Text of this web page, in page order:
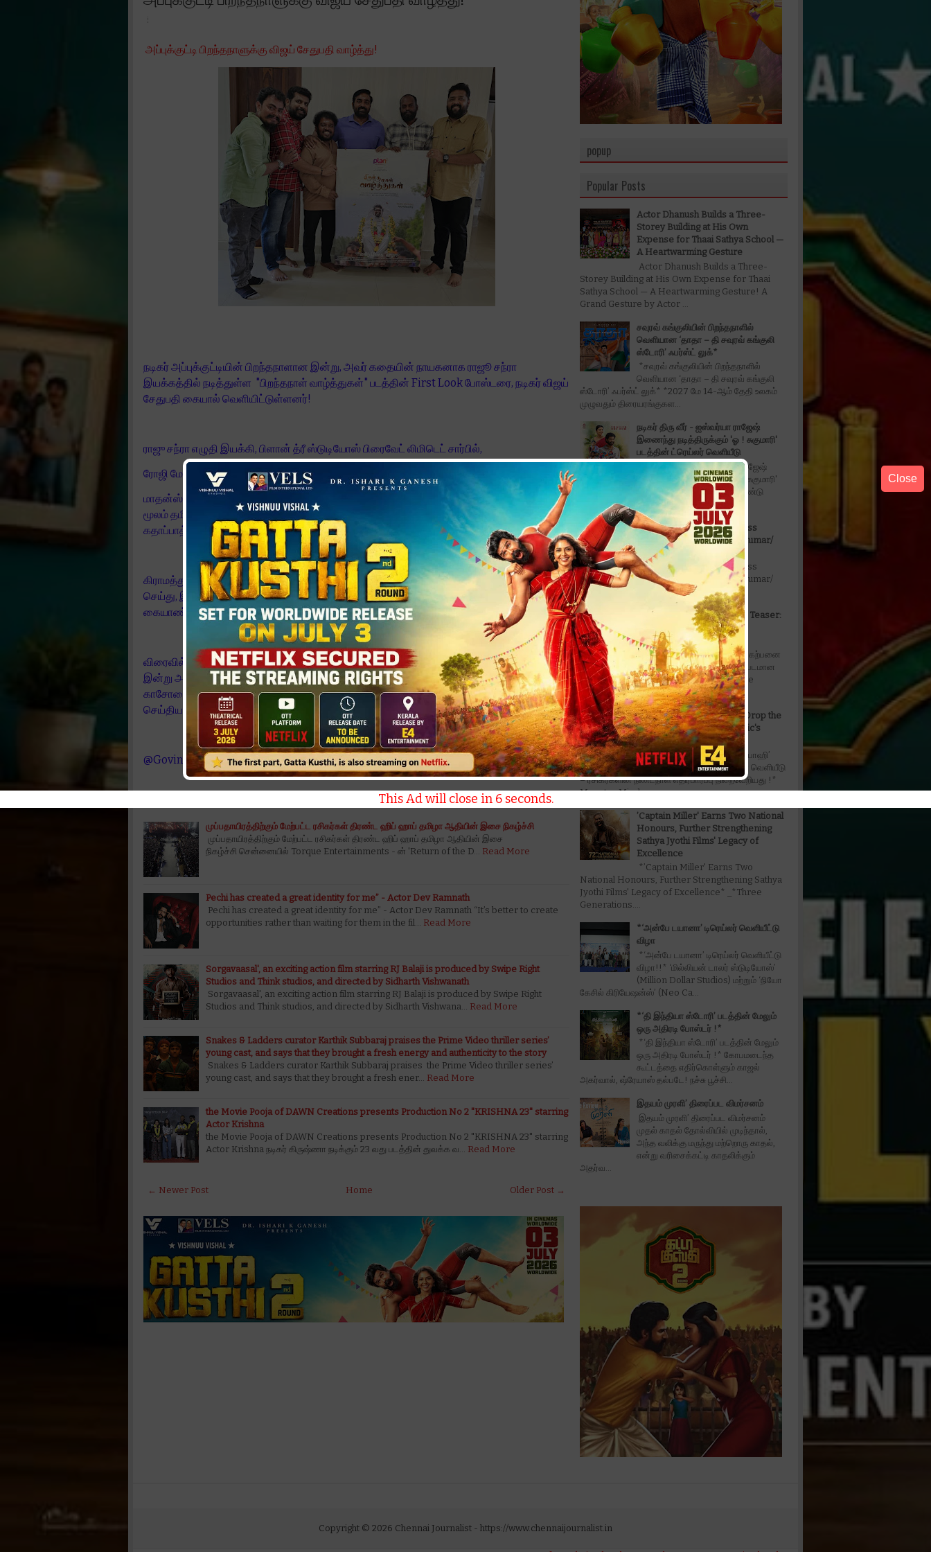
அப்புக்குட்டி பிறந்தநாளுக்கு விஜய் சேதுபதி வாழ்த்து!
நடிகர் அப்புக்குட்டியின் பிறந்தநாளான இன்று, அவர் கதையின் நாயகனாக ராஜூ சந்ரா
இயக்கத்தில் நடித்துள்ள "பிறந்தநாள் வாழ்த்துகள்" படத்தின் First Look போஸ்டரை, நடிகர் விஜய்
சேதுபதி கையால் வெளியிட்டுள்ளனர்!
ராஜு சந்ரா எழுதி இயக்கி, பிளான் த்ரீ ஸ்டுடியோஸ் பிரைவேட் லிமிடெட் சார்பில்,
ரோஜி மேத்யூ, ராஜு சந்ரா இருவரும் தயாரித்துள்ளனர்.
மாதன்ஸ் குழுமம் இணைந்து தயாரித்துள்ளது. மலையாள நடிகை ஐஸ்வர்யா அனில், இப்படத்தின்
மூலம் தமிழில் கதையின் நாயகியாக அறிமுகம் ஆகிறார். ஸ்ரீஜா ரவி மற்றும் ரோஜி மேத்யூ முக்கிய
கதாப்பாத்திரத்தில் நடித்துள்ளனர்.
கிராமத்து எதார்த்தத்தை, காதலுடன் காமெடி கலந்து, ஜனரஞ்சகமாக கதை எழுதி, ஒளிப்பதிவு
செய்து, இயக்கியுள்ளார் ராஜூ சந்ரா. இசையை நவநீத் அமைக்க, கலையை வினோத் குமார்
கையாண்டுள்ளார்.
விரைவில் திரைக்கு வருகிறது "பிறந்தநாள் வாழ்த்துகள்"!அப்புக்குட்டி தனது பிறந்த நாளான
இன்று அன்னை உள்ளம் ஆதரவற்ற முதியவர்கள், பெண்களுக்கும் மருத்துவம், உணவுக்காகவும்
காசோலையும் உணவும் அளித்துள்ளார் அவர்களுடன் கேக் வெட்டி கொண்டாடிய நடிகர் அப்புக்குட்டி
செய்தியாளர்களுக்கு பேட்டியளித்தார்
@GovindarajPro
முப்பதாயிரத்திற்கும் மேற்பட்ட ரசிகர்கள் திரண்ட ஹிப் ஹாப் தமிழா ஆதியின் இசை நிகழ்ச்சி
முப்பதாயிரத்திற்கும் மேற்பட்ட ரசிகர்கள் திரண்ட ஹிப் ஹாப் தமிழா ஆதியின் இசை
நிகழ்ச்சி சென்னையில் Torque Entertainments - ன் 'Return of the D… Read More
Pechi has created a great identity for me” - Actor Dev Ramnath
Pechi has created a great identity for me” - Actor Dev Ramnath “It’s better to create
opportunities rather than waiting for them in the fil… Read More
Sorgavaasal', an exciting action film starring RJ Balaji is produced by Swipe Right
Studios and Think studios, and directed by Sidharth Vishwanath
Sorgavaasal', an exciting action film starring RJ Balaji is produced by Swipe Right
Studios and Think studios, and directed by Sidharth Vishwana… Read More
Snakes & Ladders curator Karthik Subbaraj praises the Prime Video thriller series’
young cast, and says that they brought a fresh energy and authenticity to the story
Snakes & Ladders curator Karthik Subbaraj praises the Prime Video thriller series’
young cast, and says that they brought a fresh ener… Read More
the Movie Pooja of DAWN Creations presents Production No 2 "KRISHNA 23" starring
Actor Krishna
the Movie Pooja of DAWN Creations presents Production No 2 "KRISHNA 23" starring
Actor Krishna நடிகர் கிருஷ்ணா நடிக்கும் 23 வது படத்தின் துவக்க வ… Read More
← Newer Post Older Post →
Home
popup
Close
This Ad will close in 5seconds.
Popular Posts
Actor Dhanush Builds a Three-
Storey Building at His Own
Expense for Thaai Sathya School —
A Heartwarming Gesture
Actor Dhanush Builds a Three-
Storey Building at His Own Expense for Thaai
Sathya School — A Heartwarming Gesture! A
Grand Gesture by Actor ...
சவுரவ் கங்குலியின் பிறந்தநாளில்
வெளியான ‘தாதா – தி சவுரவ் கங்குலி
ஸ்டோரி’ ஃபர்ஸ்ட் லுக்*
*சவுரவ் கங்குலியின் பிறந்தநாளில்
வெளியான ‘தாதா – தி சவுரவ் கங்குலி
ஸ்டோரி’ ஃபர்ஸ்ட் லுக்* *2027 மே 14-ஆம் தேதி உலகம்
முழுவதும் திரையரங்குகள...
நடிகர் திரு வீர் - ஐஸ்வர்யா ராஜேஷ்
இணைந்து நடித்திருக்கும் 'ஓ ! சுகுமாரி'
படத்தின் ட்ரெய்லர் வெளியீடு
*நடிகர் திரு வீர் - ஐஸ்வர்யா ராஜேஷ்
இணைந்து நடித்திருக்கும் 'ஓ ! சுகுமாரி'
படத்தின் ட்ரெய்லர் வெளியீடு* டீசர் மற்றும் இரண்டு
பாடல்க...
தில்லு இருந்தா போராடு Actress
Anukrishna /Vanithavijayakumar/
Karthikdoss/
தில்லு இருந்தா போராடு Actress
Anukrishna /Vanithavijayakumar/
Karthikdoss/
Don't Trouble The Trouble Teaser:
Fahadh Faasil in fantasy
entertainer*
*நடிகர் ஃபஹத் பாசில் நடிப்பில் கற்பனை
கலந்த பொழுதுபோக்கு திரைப்படமான
'டோன்ட் ட்ரபிள் தி ட்ரபிள் - Don't Trouble The
Trouble' பட...
The Wait is Over: Makers Drop the
Official Music Video of Toxic's
'Tabaahi
*‘டாக்ஸிக்‘ திரைப்படத்தின் ‘தபாஹி’
அதிகாரப்பூர்வ மியூசிக் வீடியோ வெளியீடு
– ரசிகர்களின் நீண்டநாள் எதிர்பார்ப்பு நிறைவேறியது !*
Monster Mind...
’Captain Miller' Earns Two National
Honours, Further Strengthening
Sathya Jyothi Films' Legacy of
Excellence
*’Captain Miller' Earns Two
National Honours, Further Strengthening Sathya
Jyothi Films' Legacy of Excellence* _*Three
Generations....
*‘அன்பே டயானா’ டிரெய்லர் வெளியீட்டு
விழா
*‘அன்பே டயானா’ டிரெய்லர் வெளியீட்டு
விழா!!* ‘மில்லியன் டாலர் ஸ்டுடியோஸ்’
(Million Dollar Studios) மற்றும் ‘நியோ
கேசில் கிரியேஷன்ஸ்’ (Neo Ca...
*‘தி இந்தியா ஸ்டோரி’ படத்தின் மேலும்
ஒரு அதிரடி போஸ்டர் !*
*‘தி இந்தியா ஸ்டோரி’ படத்தின் மேலும்
ஒரு அதிரடி போஸ்டர் !* கோபமடைந்த
கூட்டத்தை எதிர்கொள்ளும் காஜல்
அகர்வால், ஷ்ரேயாஸ் தல்படே! நச்சு பூச்சி...
இதயம் முரளி’ திரைப்பட விமர்சனம்
இதயம் முரளி’ திரைப்பட விமர்சனம்
முதல் காதல் தோல்வியில் முடிந்தால்,
அந்த வலிக்கு மருந்து மற்றொரு காதல்,
என்று வரிசைக்கட்டி காதலிக்கும்
அதர்வ...
Copyright © 2026 Chennai Journalist - https://www.chennaijournalist.in